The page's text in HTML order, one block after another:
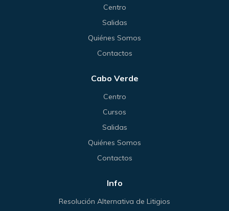
Centro
Salidas
Quiénes Somos
Contactos
Cabo Verde
Centro
Cursos
Salidas
Quiénes Somos
Contactos
Info
Resolución Alternativa de Litigios